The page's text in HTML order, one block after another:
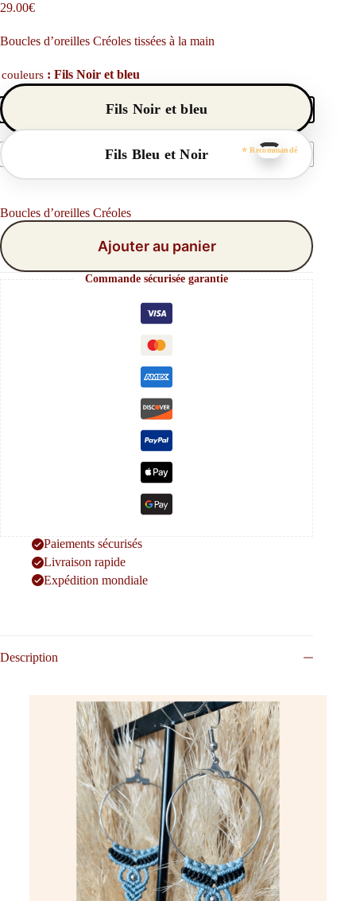
29.00€
Boucles d’oreilles Créoles tissées à la main
couleurs : Fils Noir et bleu
Fils Noir et bleu
Fils Bleu et Noir
Boucles d’oreilles Créoles
Ajouter au panier
Commande sécurisée garantie
Paiements sécurisés
Livraison rapide
Expédition mondiale
Description